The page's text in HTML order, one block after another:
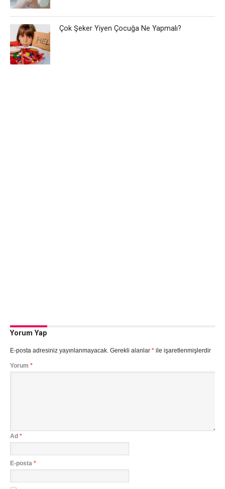
Çok Şeker Yiyen Çocuğa Ne Yapmalı?
Yorum Yap
E-posta adresiniz yayınlanmayacak. Gerekli alanlar *ile işaretlenmişlerdir
Yorum *
Ad *
E-posta *